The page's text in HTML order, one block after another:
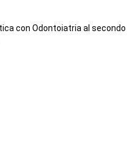
con Odontoiatria al